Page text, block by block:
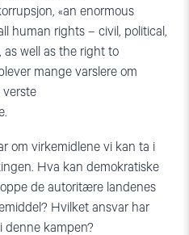
«an enormous
human rights – civil, political,
as well as the right to
mange varslere om
om virkemidlene vi kan ta i
Hva kan demokratiske
de autoritære landenes
Hvilket ansvar har
kampen?